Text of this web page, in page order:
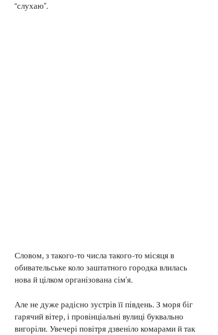
“слухаю”.
Словом, з такого-то числа такого-то місяця в
обивательське коло заштатного городка влилась
нова й цілком організована сім’я.
Але не дуже радісно зустрів її південь. З моря біг
гарячий вітер, і провінціальні вулиці буквально
вигоріли. Увечері повітря дзвеніло комарами й так